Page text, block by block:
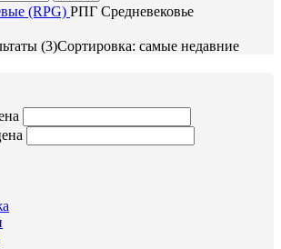
(RPG) РПГ Средневековье
(3)Сортировка: самые недавние